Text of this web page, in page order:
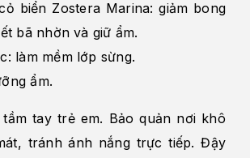
biển Zostera Marina: giảm bong
bã nhờn và giữ ẩm.
làm mềm lớp sừng.
ẩm.
tay trẻ em. Bảo quản nơi khô
tránh ánh nắng trực tiếp. Đậy